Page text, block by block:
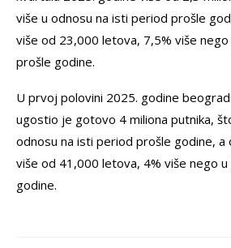
više u odnosu na isti period prošle
više od 23,000 letova, 7,5% više
prošle godine.
U prvoj polovini 2025. godine
ugostio je gotovo 4 miliona putnika,
odnosu na isti period prošle godine, a
više od 41,000 letova, 4% više nego
godine.